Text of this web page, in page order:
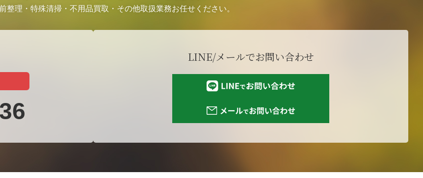
整理・特殊清掃・不用品買取・その他取扱業務お任せください。
LINE/メールでお問い合わせ